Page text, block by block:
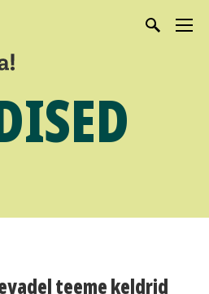
teeme keldrid